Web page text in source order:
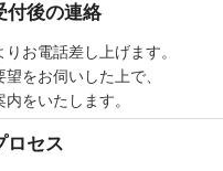
付後の連絡
お電話差し上げます。
をお伺いした上で、
をいたします。
ロセス